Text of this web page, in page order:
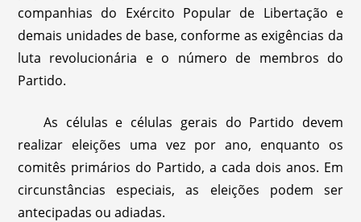
companhias do Exército Popular de Libertação e
demais unidades de base, conforme as exigências da
luta revolucionária e o número de membros do
Partido.
As células e células gerais do Partido devem
realizar eleições uma vez por ano, enquanto os
comitês primários do Partido, a cada dois anos. Em
circunstâncias especiais, as eleições podem ser
antecipadas ou adiadas.